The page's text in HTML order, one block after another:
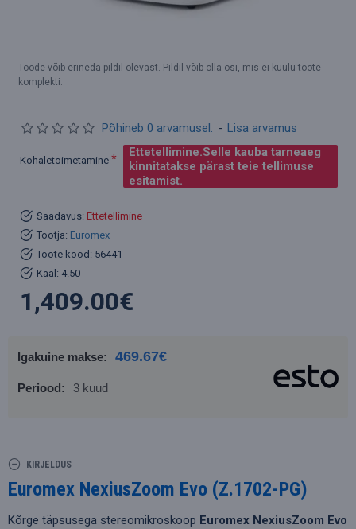
Toode võib erineda pildil olevast. Pildil võib olla osi, mis ei kuulu toote
komplekti.
Saadavus: Ettetellimine
Tootja: Euromex
Toote kood: 56441
Kaal: 4.50
Põhineb 0 arvamusel. - Lisa arvamus
1,409.00€
Kohaletoimetamine
Ettetellimine.Selle kauba tarneaeg
kinnitatakse pärast teie tellimuse
esitamist.
Igakuine makse: 469.67€
Periood: 3 kuud
KIRJELDUS
Euromex NexiusZoom Evo (Z.1702-PG)
Kõrge täpsusega stereomikroskoop Euromex NexiusZoom Evo